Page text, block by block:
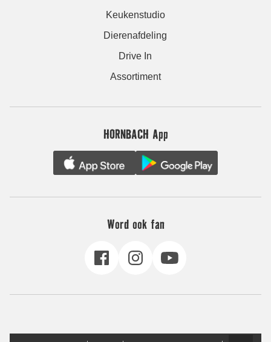
Keukenstudio
Dierenafdeling
Drive In
Assortiment
HORNBACH App
Word ook fan